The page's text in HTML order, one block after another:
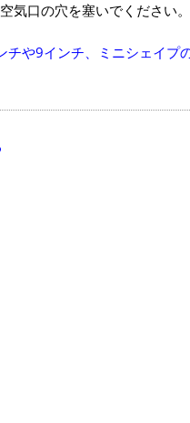
気口の穴を塞いでください。
チや9インチ、ミニシェイプ